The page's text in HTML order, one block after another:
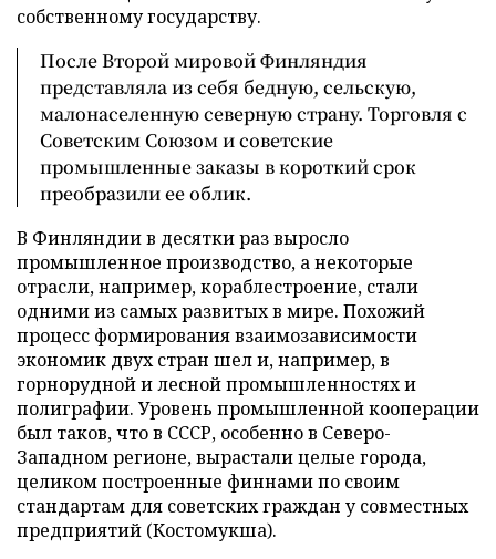
собственному государству.
После Второй мировой Финляндия
представляла из себя бедную, сельскую,
малонаселенную северную страну. Торговля с
Советским Союзом и советские
промышленные заказы в короткий срок
преобразили ее облик.
В Финляндии в десятки раз выросло
промышленное производство, а некоторые
отрасли, например, кораблестроение, стали
одними из самых развитых в мире. Похожий
процесс формирования взаимозависимости
экономик двух стран шел и, например, в
горнорудной и лесной промышленностях и
полиграфии. Уровень промышленной кооперации
был таков, что в СССР, особенно в Северо-
Западном регионе, вырастали целые города,
целиком построенные финнами по своим
стандартам для советских граждан у совместных
предприятий (Костомукша).